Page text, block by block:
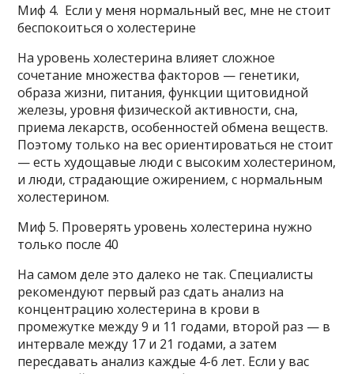
Миф 4. Если у меня нормальный вес, мне не стоит
беспокоиться о холестерине
На уровень холестерина влияет сложное
сочетание множества факторов — генетики,
образа жизни, питания, функции щитовидной
железы, уровня физической активности, сна,
приема лекарств, особенностей обмена веществ.
Поэтому только на вес ориентироваться не стоит
— есть худощавые люди с высоким холестерином,
и люди, страдающие ожирением, с нормальным
холестерином.
Миф 5. Проверять уровень холестерина нужно
только после 40
На самом деле это далеко не так. Специалисты
рекомендуют первый раз сдать анализ на
концентрацию холестерина в крови в
промежутке между 9 и 11 годами, второй раз — в
интервале между 17 и 21 годами, а затем
пересдавать анализ каждые 4-6 лет. Если у вас